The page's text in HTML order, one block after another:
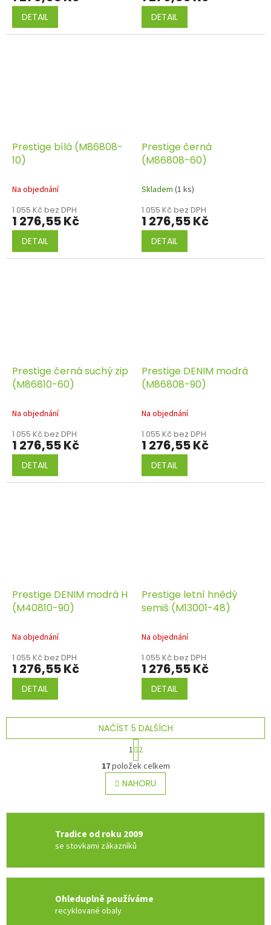
DETAIL DETAIL
Prestige bílá (M86808-
10)
Na objednání
1 055 Kč bez DPH
1 276,55 Kč
DETAIL
Prestige černá
(M86808-60)
Skladem (1 ks)
1 055 Kč bez DPH
1 276,55 Kč
DETAIL
Prestige černá suchý zip
(M86810-60)
Na objednání
1 055 Kč bez DPH
1 276,55 Kč
DETAIL
Prestige DENIM modrá
(M86808-90)
Na objednání
1 055 Kč bez DPH
1 276,55 Kč
DETAIL
Prestige DENIM modrá H
(M40810-90)
Na objednání
1 055 Kč bez DPH
1 276,55 Kč
DETAIL
Prestige letní hnědý
semiš (M13001-48)
Na objednání
1 055 Kč bez DPH
1 276,55 Kč
DETAIL
O
v
l
á
c
í
p
r
v
y
NAČÍST 5 DALŠÍCH
S
t
r
á
n
k
v
n
í
1 2
17položek celkem
NAHORU
Tradice od roku 2009
se stovkami zákazníků
Ohleduplně používáme
recyklované obaly